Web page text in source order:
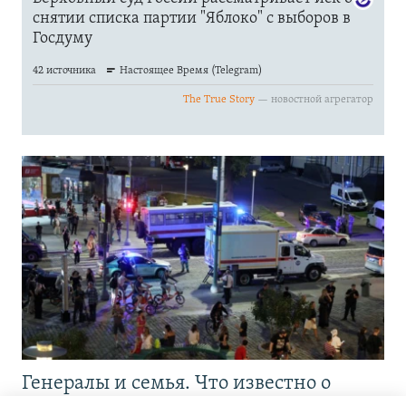
Генералы и семья. Что известно о